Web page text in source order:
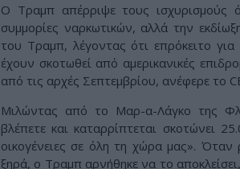
Ο Τραμπ απέρριψε τους
συμμορίες ναρκωτικών, αλλά την
του Τραμπ, λέγοντας ότι επρόκειτο
έχουν σκοτωθεί από αμερικανικές
από τις αρχές Σεπτεμβρίου, ανέφερε το
Μιλώντας από το Μαρ-α-Λάγκο της
βλέπετε και καταρρίπτεται σκοτώνει
οικογένειες σε όλη τη χώρα μας».
ξηρά, ο Τραμπ αρνήθηκε να το